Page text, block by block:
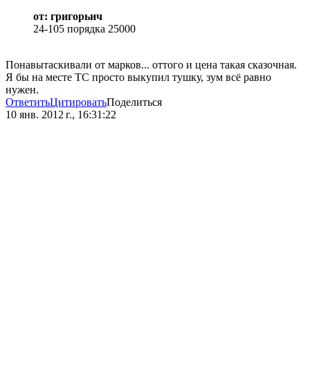
от: григорьич
24-105 порядка 25000
Понавытаскивали от марков... оттого и цена такая сказочная.
Я бы на месте ТС просто выкупил тушку, зум всё равно
нужен.
ОтветитьЦитироватьПоделиться
10 янв. 2012 г., 16:31:22